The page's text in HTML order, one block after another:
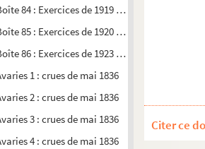
84 : Exercices de 1919 à 1920
85 : Exercices de 1920 à 1923
86 : Exercices de 1923 à 1926
1 : crues de mai 1836
2 : crues de mai 1836
3 : crues de mai 1836
4 : crues de mai 1836
Citer ce